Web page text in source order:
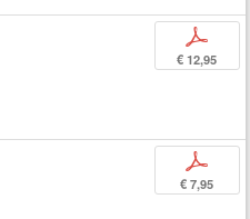
p
€ 12,95
p
€ 7,95